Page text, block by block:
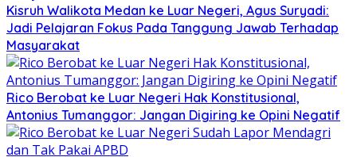
Kisruh Walikota Medan ke Luar Negeri, Agus Suryadi:
Jadi Pelajaran Fokus Pada Tanggung Jawab Terhadap
Masyarakat
Rico Berobat ke Luar Negeri Hak Konstitusional,
Antonius Tumanggor: Jangan Digiring ke Opini Negatif